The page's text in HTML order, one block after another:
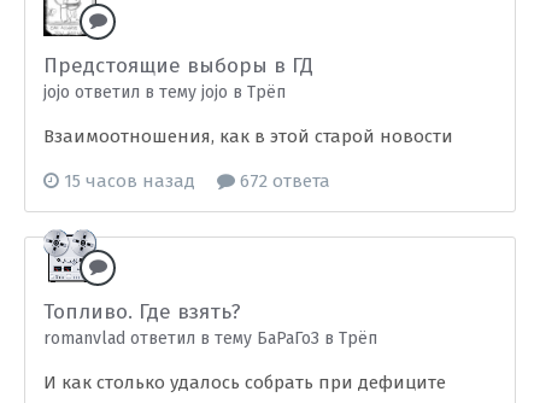
Предстоящие выборы в ГД
jojo ответил в тему jojo в Трёп
Взаимоотношения, как в этой старой новости
15 часов назад 672 ответа
Топливо. Где взять?
romanvlad ответил в тему БаРаГоЗ в Трёп
И как столько удалось собрать при дефиците